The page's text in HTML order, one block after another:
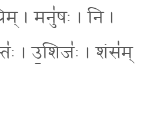
। मनु॑षः । नि ।
। उ॒शिजः॑ । शंस॑म्